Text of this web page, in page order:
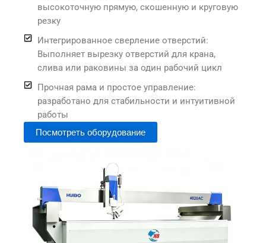
высокоточную прямую, скошенную и круговую
резку
Интегрированное сверление отверстий:
Выполняет вырезку отверстий для крана,
слива или раковины за один рабочий цикл
Прочная рама и простое управление:
разработано для стабильности и интуитивной
работы
Посмотреть оборудование